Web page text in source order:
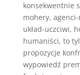
konsekwentnie
mohery,
układ-uczciwi,
humaniści, to
propozycje
wypowiedź